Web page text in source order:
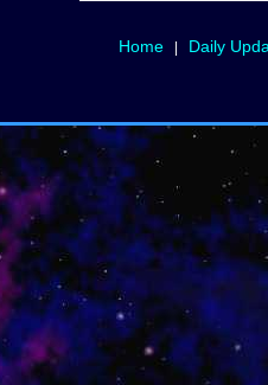
Home| Daily